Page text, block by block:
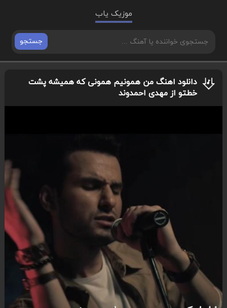
موزیک یاب
جستجو
دانلود اهنگ من همونیم همونی که همیشه پشت
خطتو از مهدی احمدوند